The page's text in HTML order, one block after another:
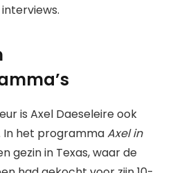
is Axel Daeseleire ook
het programmaAxel in
gezin in Texas, waar de